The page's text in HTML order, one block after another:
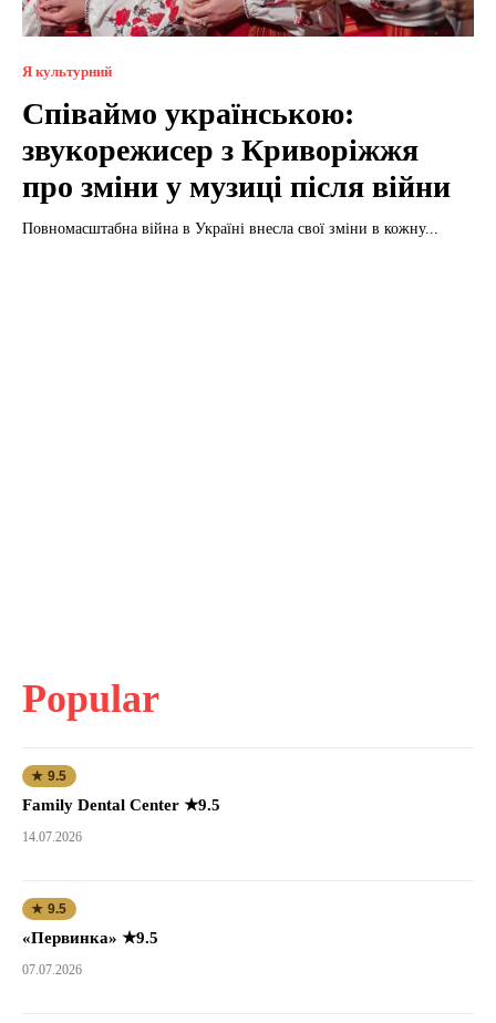
Я культурний
Співаймо українською:
звукорежисер з Криворіжжя
про зміни у музиці після війни
Повномасштабна війна в Україні внесла свої зміни в кожну...
Popular
★ 9.5
Family Dental Center ★9.5
14.07.2026
★ 9.5
«Первинка» ★9.5
07.07.2026